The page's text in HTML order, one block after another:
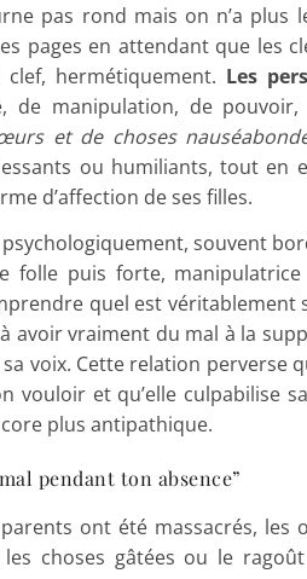
pas rond mais on n’a plus
pages en attendant que les
hermétiquement. Les
de manipulation, de pouvoir,
et de choses
ou humiliants, tout en
d’affection de ses filles.
souvent
folle puis forte,
quel est véritablement
avoir vraiment du mal à la
voix. Cette relation perverse
vouloir et qu’elle culpabilise
plus antipathique.
pendant ton absence”
ont été massacrés,
choses gâtées ou le